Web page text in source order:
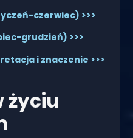
czerwiec) >>>
grudzień) >>>
i znaczenie >>>
życiu